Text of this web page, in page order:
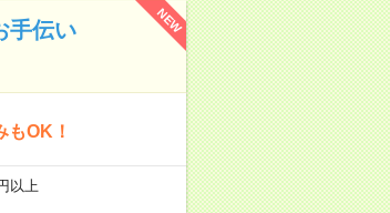
NEW
手伝い
OK！
以上